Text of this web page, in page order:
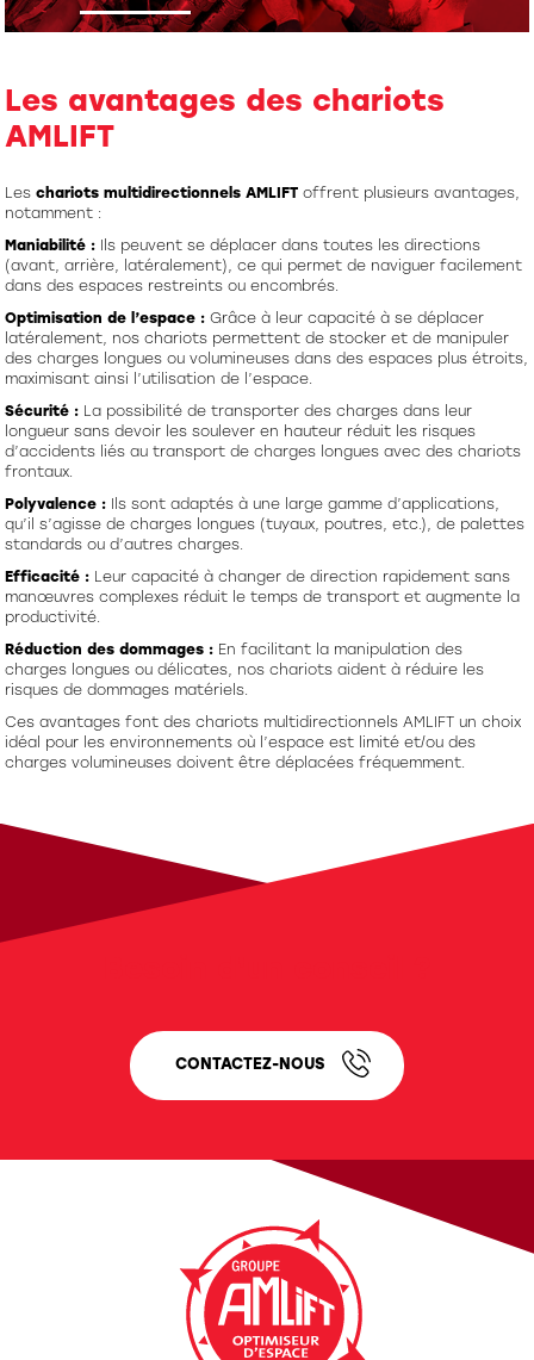
Les avantages des chariots
AMLIFT
Leschariots multidirectionnels AMLIFT offrent plusieurs avantages,
notamment :
Maniabilité : Ils peuvent se déplacer dans toutes les directions
(avant, arrière, latéralement), ce qui permet de naviguer facilement
dans des espaces restreints ou encombrés.
Optimisation de l’espace : Grâce à leur capacité à se déplacer
latéralement, nos chariots permettent de stocker et de manipuler
des charges longues ou volumineuses dans des espaces plus étroits,
maximisant ainsi l’utilisation de l’espace.
Sécurité : La possibilité de transporter des charges dans leur
longueur sans devoir les soulever en hauteur réduit les risques
d’accidents liés au transport de charges longues avec des chariots
frontaux.
Polyvalence : Ils sont adaptés à une large gamme d’applications,
qu’il s’agisse de charges longues (tuyaux, poutres, etc.), de palettes
standards ou d’autres charges.
Efficacité : Leur capacité à changer de direction rapidement sans
manœuvres complexes réduit le temps de transport et augmente la
productivité.
Réduction des dommages : En facilitant la manipulation des
charges longues ou délicates, nos chariots aident à réduire les
risques de dommages matériels.
Ces avantages font des chariots multidirectionnels AMLIFT un choix
idéal pour les environnements où l’espace est limité et/ou des
charges volumineuses doivent être déplacées fréquemment.
CONTACTEZ-NOUS